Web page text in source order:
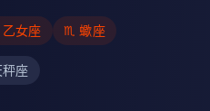
乙女座 ♏ 蠍座
座